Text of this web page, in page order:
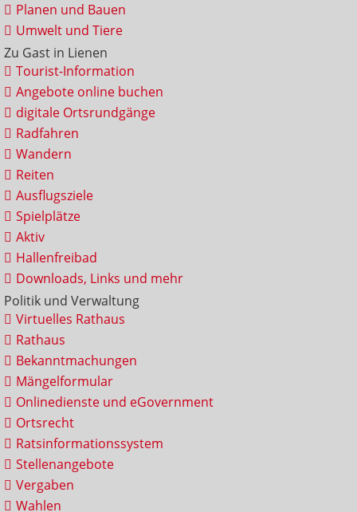
Planen und Bauen
Umwelt und Tiere
Zu Gast in Lienen
Tourist-Information
Angebote online buchen
digitale Ortsrundgänge
Radfahren
Wandern
Reiten
Ausflugsziele
Spielplätze
Aktiv
Hallenfreibad
Downloads, Links und mehr
Politik und Verwaltung
Virtuelles Rathaus
Rathaus
Bekanntmachungen
Mängelformular
Onlinedienste und eGovernment
Ortsrecht
Ratsinformationssystem
Stellenangebote
Vergaben
Wahlen